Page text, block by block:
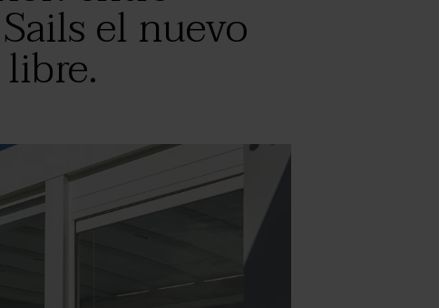
el nuevo